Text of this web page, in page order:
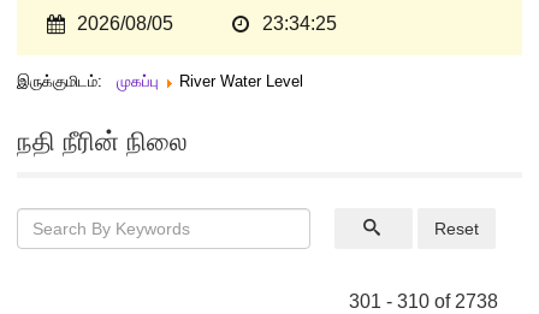
2026/08/05 23:34:25
இருக்குமிடம்: முகப்பு River Water Level
நதி நீரின் நிலை
Reset
301 - 310 of 2738